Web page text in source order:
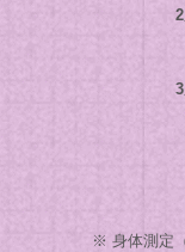
※ 身体測定